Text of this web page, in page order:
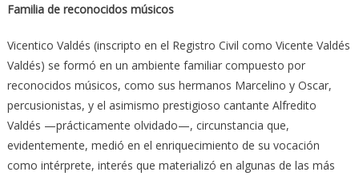
Familia de reconocidos músicos
Vicentico Valdés (inscripto en el Registro Civil como Vicente Valdés
Valdés) se formó en un ambiente familiar compuesto por
reconocidos músicos, como sus hermanos Marcelino y Oscar,
percusionistas, y el asimismo prestigioso cantante Alfredito
Valdés —prácticamente olvidado—, circunstancia que,
evidentemente, medió en el enriquecimiento de su vocación
como intérprete, interés que materializó en algunas de las más